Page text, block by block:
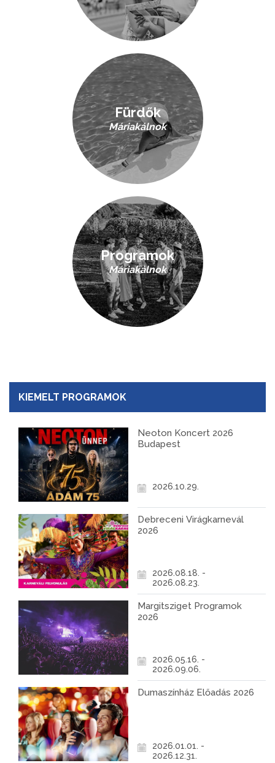
KIEMELT PROGRAMOK
Neoton Koncert 2026
Budapest
2026.10.29.
Debreceni Virágkarnevál
2026
2026.08.18. -
2026.08.23.
Margitsziget Programok
2026
2026.05.16. -
2026.09.06.
Dumaszínház Előadás 2026
2026.01.01. -
2026.12.31.
Fürdők
Máriakálnok
Programok
Máriakálnok